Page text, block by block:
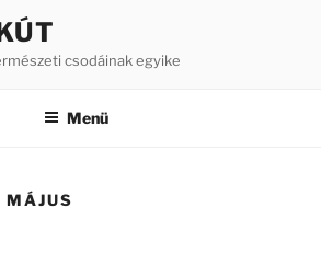
csodáinak egyike
Menü